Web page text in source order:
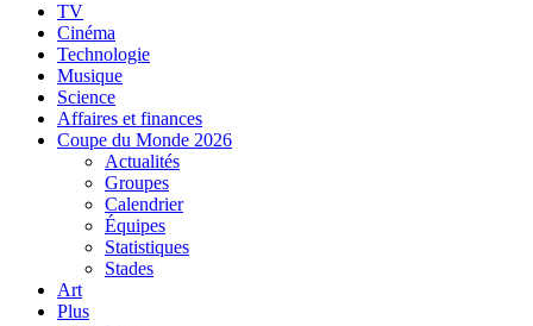
TV
Cinéma
Technologie
Musique
Science
Affaires et finances
Coupe du Monde 2026
Actualités
Groupes
Calendrier
Équipes
Statistiques
Stades
Art
Plus